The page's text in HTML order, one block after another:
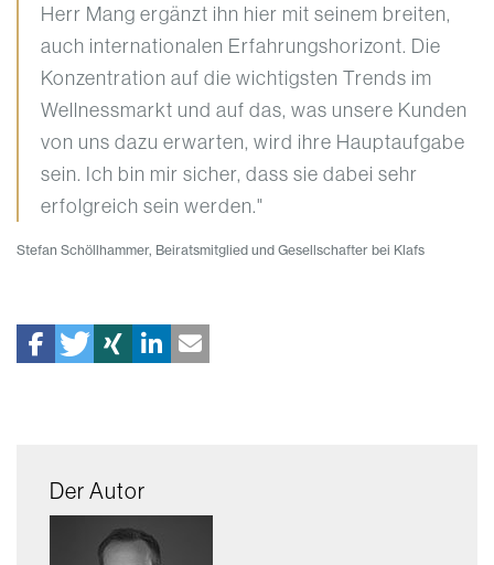
Herr Mang ergänzt ihn hier mit seinem breiten,
auch internationalen Erfahrungshorizont. Die
Konzentration auf die wichtigsten Trends im
Wellnessmarkt und auf das, was unsere Kunden
von uns dazu erwarten, wird ihre Hauptaufgabe
sein. Ich bin mir sicher, dass sie dabei sehr
erfolgreich sein werden."
Stefan Schöllhammer, Beiratsmitglied und Gesellschafter bei Klafs
Der Autor